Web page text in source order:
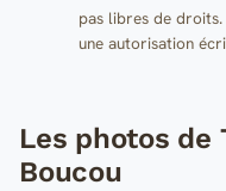
pas libres de droits.
une autorisation
Les photos de
Boucou